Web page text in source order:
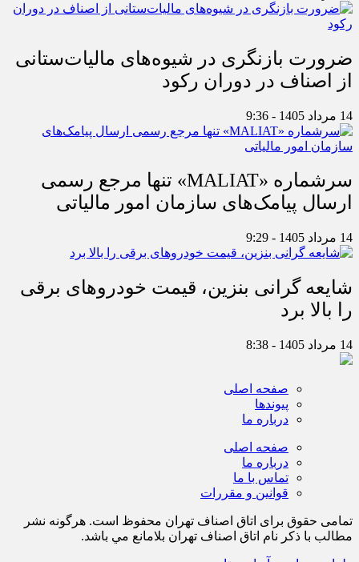
ضرورت بازنگری در شیوه‌های مالیات‌ستانی
از اصناف در دوران رکود
14 مرداد 1405 - 9:36
سرشماره «MALIAT» تنها مرجع رسمی
ارسال پیامک‌های سازمان امور مالیاتی
14 مرداد 1405 - 9:29
شایعه گرانی بنزین، قیمت خودروهای برقی
را بالا برد
14 مرداد 1405 - 8:38
صفحه اصلی
پیوندها
درباره ما
صفحه اصلی
درباره ما
تماس با ما
قوانین و مقررات
تمامی حقوق برای اتاق اصناف تهران محفوظ است. هرگونه نشر
مطالب با ذكر نام اتاق اصناف تهران بلامانع مي باشد.